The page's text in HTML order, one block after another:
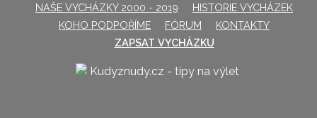
NAŠE VYCHÁZKY 2000 - 2019
HISTORIE VYCHÁZEK
KOHO PODPOŘÍME
FÓRUM
KONTAKTY
ZAPSAT VYCHÁZKU